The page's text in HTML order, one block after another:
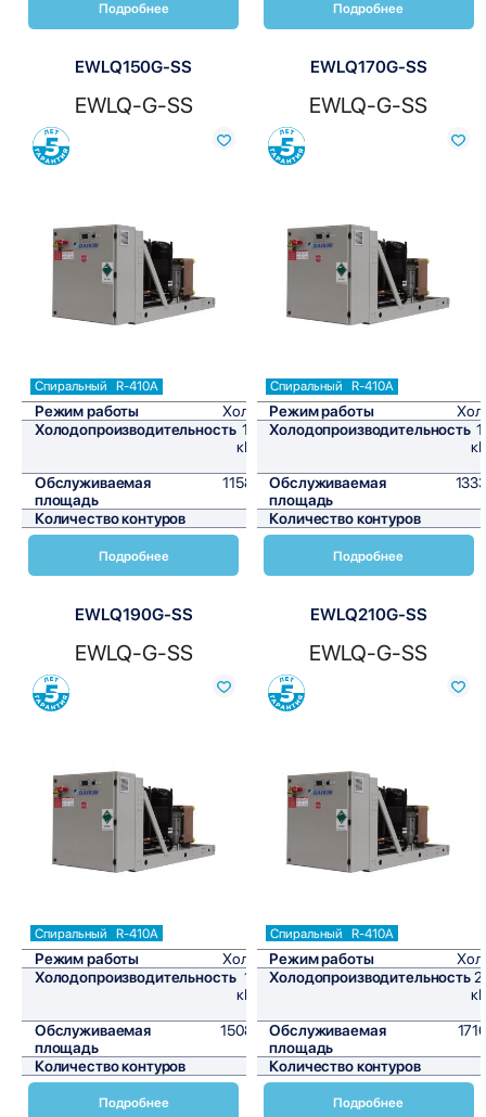
Подробнее Подробнее
EWLQ150G-SS
EWLQ-G-SS
Сравнить
Спиральный R-410A
Режим работы
Холод
Холодопроизводительность 139
кВт/
Обслуживаемая
площадь
1158,3
Количество контуров
Подробнее
EWLQ170G-SS
EWLQ-G-SS
Сравнить
Спиральный R-410A
Режим работы
Холодопроизводительность
Обслуживаемая
площадь
Количество контуров
Подробнее
EWLQ190G-SS
EWLQ-G-SS
Сравнить
Спиральный R-410A
Режим работы
Холод
Холодопроизводительность 181
кВт/
Обслуживаемая
площадь
1508,3
Количество контуров
Подробнее
EWLQ210G-SS
EWLQ-G-SS
Сравнить
Спиральный R-410A
Режим работы
Холодопроизводительность
Обслуживаемая
площадь
Количество контуров
Подробнее